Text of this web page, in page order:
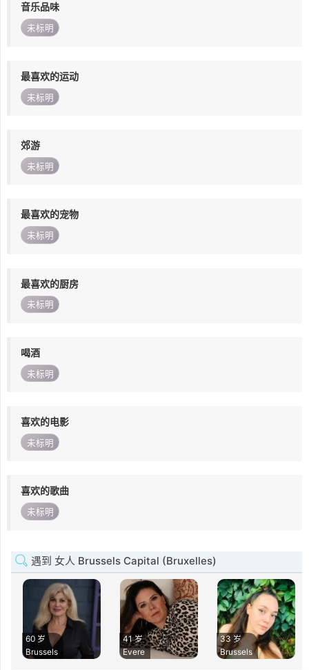
音乐品味
未标明
最喜欢的运动
未标明
郊游
未标明
最喜欢的宠物
未标明
最喜欢的厨房
未标明
喝酒
未标明
喜欢的电影
未标明
喜欢的歌曲
未标明
遇到 女人 Brussels Capital (Bruxelles)
60 岁
Brussels
41 岁
Evere
33 岁
Brussels